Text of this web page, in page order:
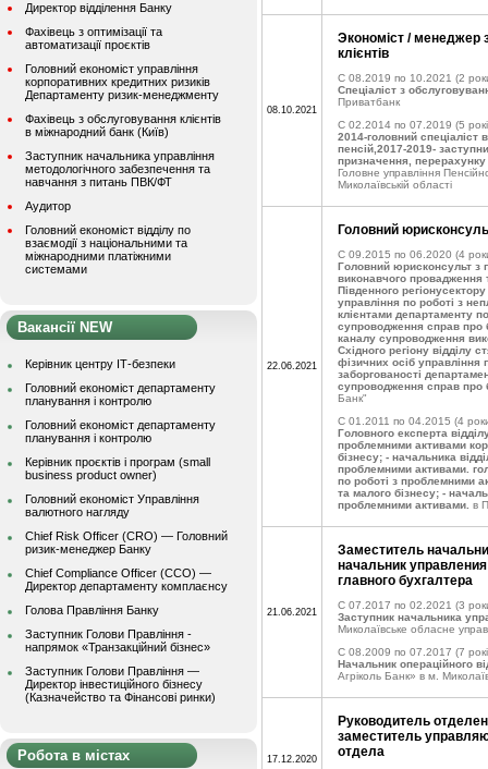
Директор відділення Банку
Фахівець з оптимізації та
автоматизації проєктів
Головний економіст управління
корпоративних кредитних ризиків
Департаменту ризик-менеджменту
Фахівець з обслуговування клієнтів
в міжнародний банк (Київ)
Заступник начальника управління
методологічного забезпечення та
навчання з питань ПВК/ФТ
Аудитор
Головний економіст відділу по
взаємодії з національними та
міжнародними платіжними
системами
Вакансії NEW
Керівник центру ІТ-безпеки
Головний економіст департаменту
планування і контролю
Головний економіст департаменту
планування і контролю
Керівник проєктів і програм (small
business product owner)
Головний економіст Управління
валютного нагляду
Chief Risk Officer (CRO) — Головний
ризик-менеджер Банку
Chief Compliance Officer (CCO) —
Директор департаменту комплаєнсу
Голова Правління Банку
Заступник Голови Правління -
напрямок «Транзакційний бізнес»
Заступник Голови Правління —
Директор інвестиційного бізнесу
(Казначейство та Фінансові ринки)
Робота в містах
08.10.2021
Экономіст / менеджер
клієнтів
C 08.2019 по 10.2021 (2
Спеціаліст з
Приватбанк
C 02.2014 по 07.2019 (5
2014-головний спеціаліст
пенсій,2017-2019-
призначення, перерахунку
Головне управління
Миколаївській області
22.06.2021
Головний
C 09.2015 по 06.2020 (4
Головний юрисконсульт з
виконавчого провадження
Південного
управління по роботі з
клієнтами департаменту
супроводження справ про
каналу супроводження
Східного регіону відділу
фізичних осіб управління
заборгованості
супроводження справ про
Банк"
C 01.2011 по 04.2015 (4
Головного експерта
проблемними активами
бізнесу; - начальника
проблемними активами.
по роботі з проблемними
та малого бізнесу; -
проблемними активами. в
21.06.2021
Заместитель
начальник
главного бухгалтера
C 07.2017 по 02.2021 (3
Заступник начальника
Миколаївське обласне
C 08.2009 по 07.2017 (7
Начальник операційного
Агріколь Банк» в м.
17.12.2020
Руководитель
заместитель
отдела